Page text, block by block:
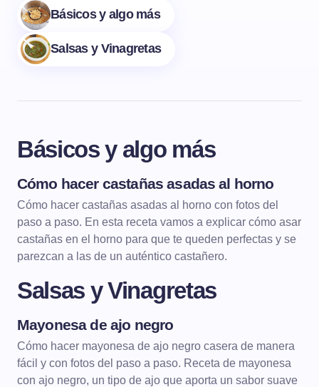
Básicos y algo más
Salsas y Vinagretas
Básicos y algo más
Cómo hacer castañas asadas al horno
Cómo hacer castañas asadas al horno con fotos del
paso a paso. En esta receta vamos a explicar cómo asar
castañas en el horno para que te queden perfectas y se
parezcan a las de un auténtico castañero.
Salsas y Vinagretas
Mayonesa de ajo negro
Cómo hacer mayonesa de ajo negro casera de manera
fácil y con fotos del paso a paso. Receta de mayonesa
con ajo negro, un tipo de ajo que aporta un sabor suave